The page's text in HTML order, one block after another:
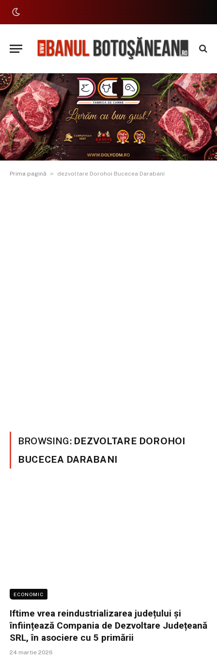
Prima pagină » dezvoltare Dorohoi Bucecea Darabani
BROWSING: DEZVOLTARE DOROHOI
BUCECEA DARABANI
ECONOMIC
Iftime vrea reindustrializarea județului și
înființează Compania de Dezvoltare Județeană
SRL, în asociere cu 5 primării
24 martie 2026